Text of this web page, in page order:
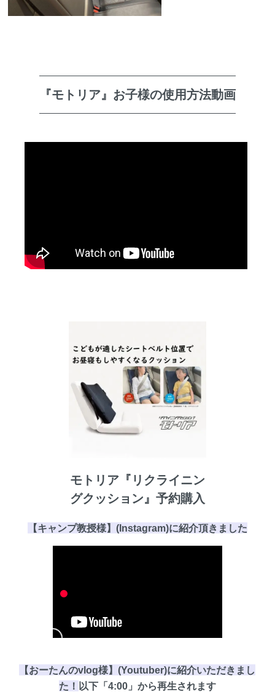
『モトリア』お子様の使用方法動画
モトリア『リクライニン
グクッション』予約購入
【キャンプ教授様】(Instagram)に紹介頂き ました
【おーたんのvlog様】(Youtuber)に紹介いただきまし
た！ 以下「4:00」 から再生されます